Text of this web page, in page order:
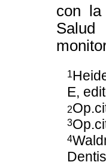
con la
1
E,
2
3
4